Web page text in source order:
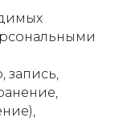
запись,